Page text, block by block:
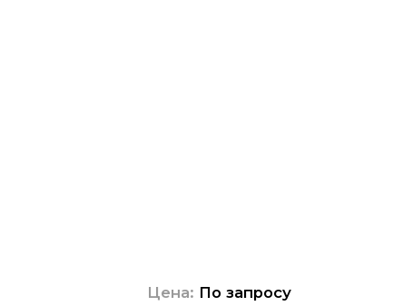
Цена: По запросу